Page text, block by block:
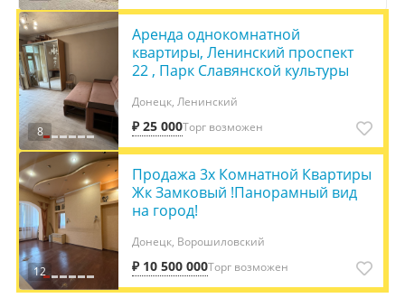
8
Аренда однокомнатной
квартиры, Ленинский проспект
22 , Парк Славянской культуры
₽ 25 000Торг возможен
Донецк, Ленинский
12
Продажа 3х Комнатной Квартиры
Жк Замковый !Панорамный вид
на город!
₽ 10 500 000Торг возможен
Донецк, Ворошиловский